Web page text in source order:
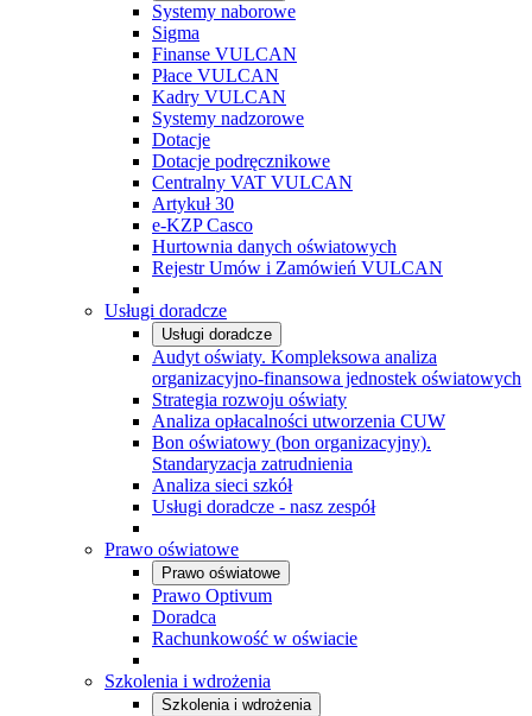
Systemy naborowe
Sigma
Finanse VULCAN
Płace VULCAN
Kadry VULCAN
Systemy nadzorowe
Dotacje
Dotacje podręcznikowe
Centralny VAT VULCAN
Artykuł 30
e-KZP Casco
Hurtownia danych oświatowych
Rejestr Umów i Zamówień VULCAN
Usługi doradcze
Usługi doradcze
Audyt oświaty. Kompleksowa analiza
organizacyjno-finansowa jednostek oświatowych
Strategia rozwoju oświaty
Analiza opłacalności utworzenia CUW
Bon oświatowy (bon organizacyjny).
Standaryzacja zatrudnienia
Analiza sieci szkół
Usługi doradcze - nasz zespół
Prawo oświatowe
Prawo oświatowe
Prawo Optivum
Doradca
Rachunkowość w oświacie
Szkolenia i wdrożenia
Szkolenia i wdrożenia